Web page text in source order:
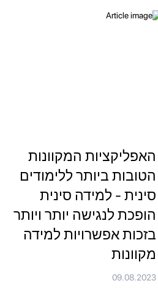
האפליקציות המקוונות
הטובות ביותר ללימודים
סינית - למידה סינית
הופכת לנגישה יותר ויותר
בזכות אפשרויות למידה
מקוונות
09.08.2023